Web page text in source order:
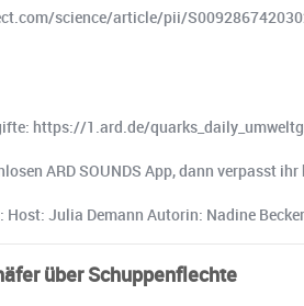
science/article/pii/
https://1.ard.de/
ARD SOUNDS App, dann verpasst ihr
Julia Demann Autorin: Nadine
über Schuppenflechte